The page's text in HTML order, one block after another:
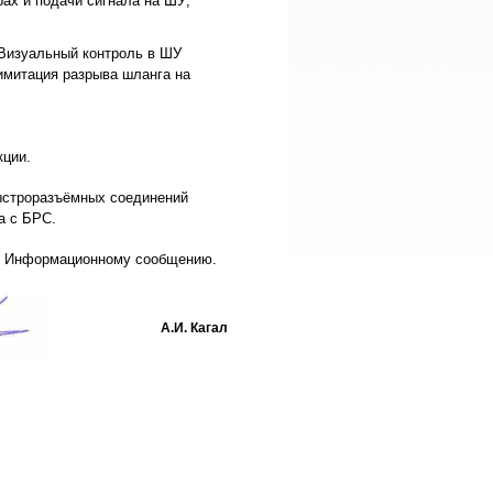
контроль в ШУ
разрыва шланга на
соединений
с БРС.
сообщению.
А.И. Кагал